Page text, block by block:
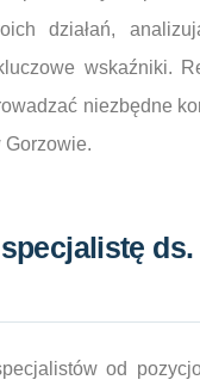
działań,
wskaźniki.
niezbędne
Gorzowie.
od